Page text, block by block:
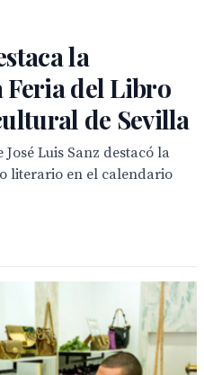
la
del Libro
de Sevilla
Luis Sanz destacó la
literario en el calendario